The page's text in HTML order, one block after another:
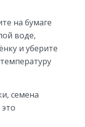
на бумаге
воде,
и уберите
семена